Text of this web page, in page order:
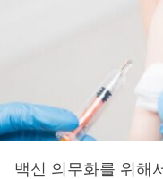
백신 의무화를 위해